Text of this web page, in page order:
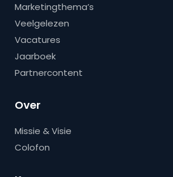
Marketingthema’s
Veelgelezen
Vacatures
Jaarboek
Partnercontent
Over
Missie & Visie
Colofon